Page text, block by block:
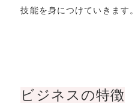
技能を身につけていきます。
ビジネスの特徴